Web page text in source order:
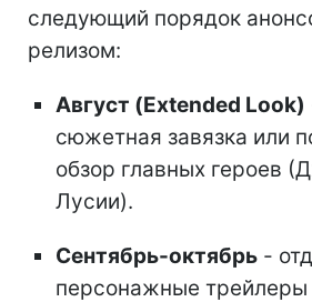
следующий порядок
релизом:
Август (Extended Look)
сюжетная завязка или
обзор главных героев
Лусии).
Сентябрь-октябрь -
персонажные трейлеры